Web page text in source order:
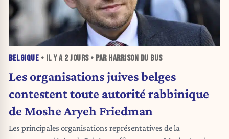
BELGIQUE • IL Y A 2 JOURS• PAR HARRISON DU BUS
Les organisations juives belges
contestent toute autorité rabbinique
de Moshe Aryeh Friedman
Les principales organisations représentatives de la